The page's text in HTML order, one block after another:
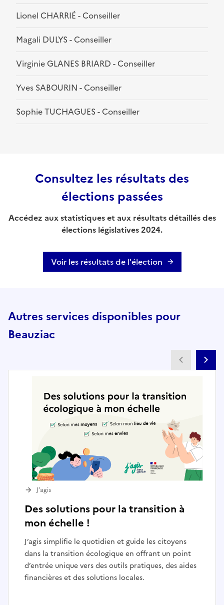
Lionel CHARRIÉ - Conseiller
Magali DULYS - Conseiller
Virginie GLANES BRIARD - Conseiller
Yves SABOURIN - Conseiller
Sophie TUCHAGUES - Conseiller
Consultez les résultats des
élections passées
Accédez aux statistiques et aux résultats détaillés des
élections législatives 2024.
Voir les résultats de l'élection
Autres services disponibles pour
Beauziac
Des solutions pour la transition à
mon échelle !
J’agis simplifie le quotidien et guide les citoyens
dans la transition écologique en offrant un point
d’entrée unique vers des outils pratiques, des aides
financières et des solutions locales.
J’agis